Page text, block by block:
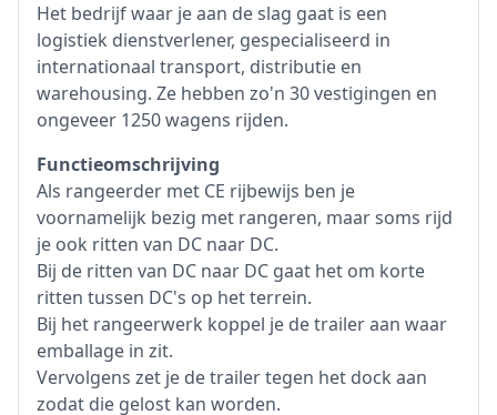
Het bedrijf waar je aan de slag gaat is een
logistiek dienstverlener, gespecialiseerd in
internationaal transport, distributie en
warehousing. Ze hebben zo'n 30 vestigingen en
ongeveer 1250 wagens rijden.
Functieomschrijving
Als rangeerder met CE rijbewijs ben je
voornamelijk bezig met rangeren, maar soms rijd
je ook ritten van DC naar DC.
Bij de ritten van DC naar DC gaat het om korte
ritten tussen DC's op het terrein.
Bij het rangeerwerk koppel je de trailer aan waar
emballage in zit.
Vervolgens zet je de trailer tegen het dock aan
zodat die gelost kan worden.